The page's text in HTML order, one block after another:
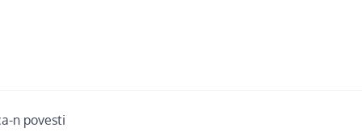
n povesti